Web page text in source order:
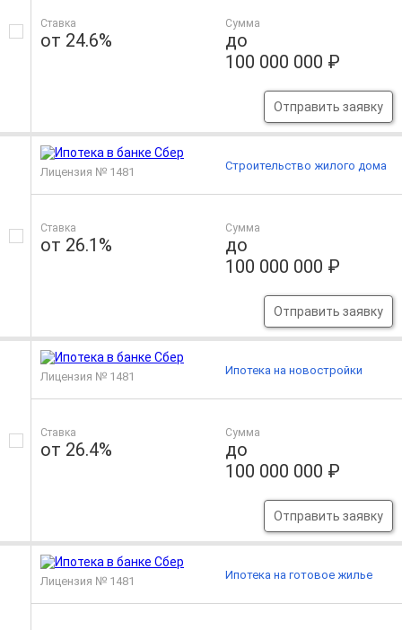
Ставка
от 24.6%
Сумма
до
100 000 000 ₽
Отправить заявку
Лицензия № 1481
Ставка
от 26.1%
Сумма
до
100 000 000 ₽
Отправить заявку
Строительство жилого дома
Лицензия № 1481
Ставка
от 26.4%
Сумма
до
100 000 000 ₽
Отправить заявку
Ипотека на новостройки
Лицензия № 1481 Ипотека на готовое жилье